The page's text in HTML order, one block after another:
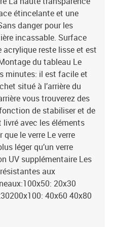
étincelante et une
danger pour les
incassable. Surface
acrylique reste lisse et est
du tableau Le
minutes: il est facile et
situé à l’arrière du
vous trouverez des
de stabiliser et de
livré avec les éléments
que le verre Le verre
léger qu’un verre
UV supplémentaire Les
aux
20x30
40x60 40x80